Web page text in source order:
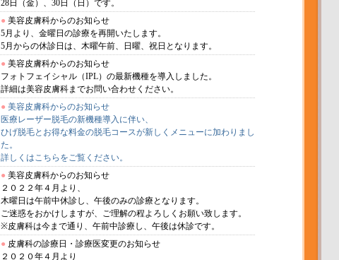
28日（金）、30日（日）です。
● 美容皮膚科からのお知らせ
5月より、金曜日の診療を再開いたします。
5月からの休診日は、木曜午前、日曜、祝日となります。
● 美容皮膚科からのお知らせ
フォトフェイシャル（IPL）の最新機種を導入しました。
詳細は美容皮膚科までお問い合わせください。
● 美容皮膚科からのお知らせ
医療レーザー脱毛の新機種導入に伴い、
ひげ脱毛とお得な料金の脱毛コースが新しくメニューに加わりまし
た。
詳しくはこちらをご覧ください。
● 美容皮膚科からのお知らせ
２０２２年４月より、
木曜日は午前中休診し、午後のみの診療となります。
ご迷惑をおかけしますが、ご理解の程よろしくお願い致します。
※皮膚科は今まで通り、午前中診療し、午後は休診です。
● 皮膚科の診療日・診療医変更のお知らせ
２０２０年４月より